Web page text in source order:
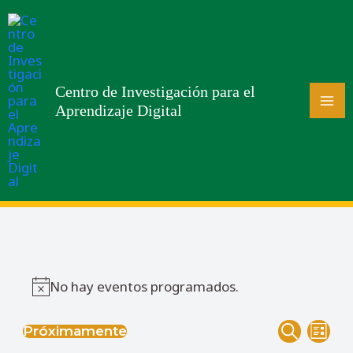
Centro de Investigación para el
Aprendizaje Digital
Aviso
No hay eventos programados.
Buscar
Lista
Próximamente